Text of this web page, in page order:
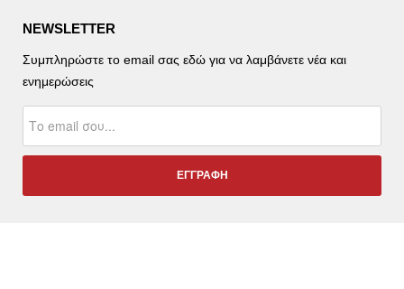
NEWSLETTER
Συμπληρώστε το email σας εδώ για να λαμβάνετε νέα και
ενημερώσεις